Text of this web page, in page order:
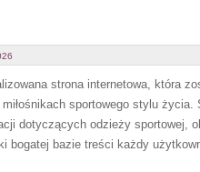
strona internetowa, która
sportowego stylu życia.
dotyczących odzieży sportowej,
bogatej bazie treści każdy